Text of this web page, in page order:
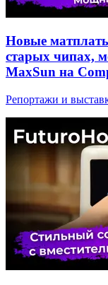
Новые
старых чипах,
MaxSun на
Репортажи и